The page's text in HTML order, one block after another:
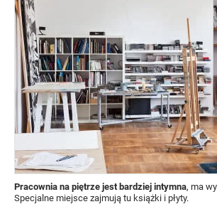
Pracownia na piętrze jest bardziej intymna, ma
Specjalne miejsce zajmują tu książki i płyty.